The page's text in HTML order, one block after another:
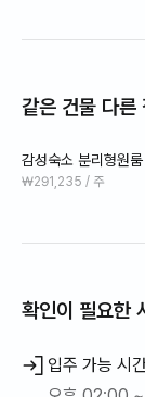
옥상야외에 커피
주변에 다양한 편
같은 건물 다른
감성숙소 분리형원
넷플릭스#50인치스
₩291,235 / 주
확인이 필요한
입주 가능 시